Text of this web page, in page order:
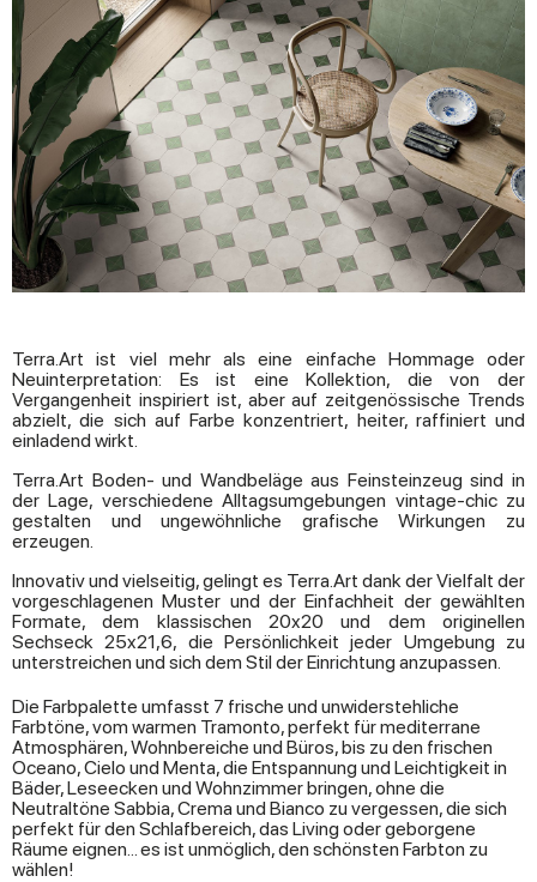
Terra.Art ist viel mehr als eine einfache Hommage oder
Neuinterpretation: Es ist eine Kollektion, die von der
Vergangenheit inspiriert ist, aber auf zeitgenössische Trends
abzielt, die sich auf Farbe konzentriert, heiter, raffiniert und
einladend wirkt.
Terra.Art Boden- und Wandbeläge aus Feinsteinzeug sind in
der Lage, verschiedene Alltagsumgebungen vintage-chic zu
gestalten und ungewöhnliche grafische Wirkungen zu
erzeugen.
Innovativ und vielseitig, gelingt es Terra.Art dank der Vielfalt der
vorgeschlagenen Muster und der Einfachheit der gewählten
Formate, dem klassischen 20x20 und dem originellen
Sechseck 25x21,6, die Persönlichkeit jeder Umgebung zu
unterstreichen und sich dem Stil der Einrichtung anzupassen.
Die Farbpalette umfasst 7 frische und unwiderstehliche
Farbtöne, vom warmen Tramonto, perfekt für mediterrane
Atmosphären, Wohnbereiche und Büros, bis zu den frischen
Oceano, Cielo und Menta, die Entspannung und Leichtigkeit in
Bäder, Leseecken und Wohnzimmer bringen, ohne die
Neutraltöne Sabbia, Crema und Bianco zu vergessen, die sich
perfekt für den Schlafbereich, das Living oder geborgene
Räume eignen... es ist unmöglich, den schönsten Farbton zu
wählen!